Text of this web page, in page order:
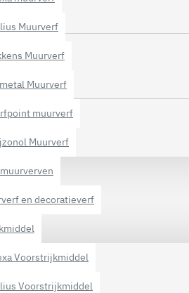
Muurverf
Muurverf
Muurverf
muurverf
Muurverf
en decoratieverf
Voorstrijkmiddel
Voorstrijkmiddel